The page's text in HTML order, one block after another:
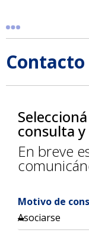
Contacto
consulta
En breve
Motivo de